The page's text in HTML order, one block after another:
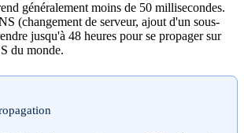
généralement moins de 50 millisecondes.
(changement de serveur, ajout d'un sous-
jusqu'à 48 heures pour se propager sur
du monde.